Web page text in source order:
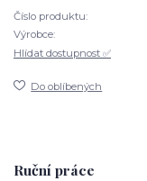
Číslo produktu:
Výrobce:
Hlídat dostupnost ✅
Do oblíbených
Ruční práce